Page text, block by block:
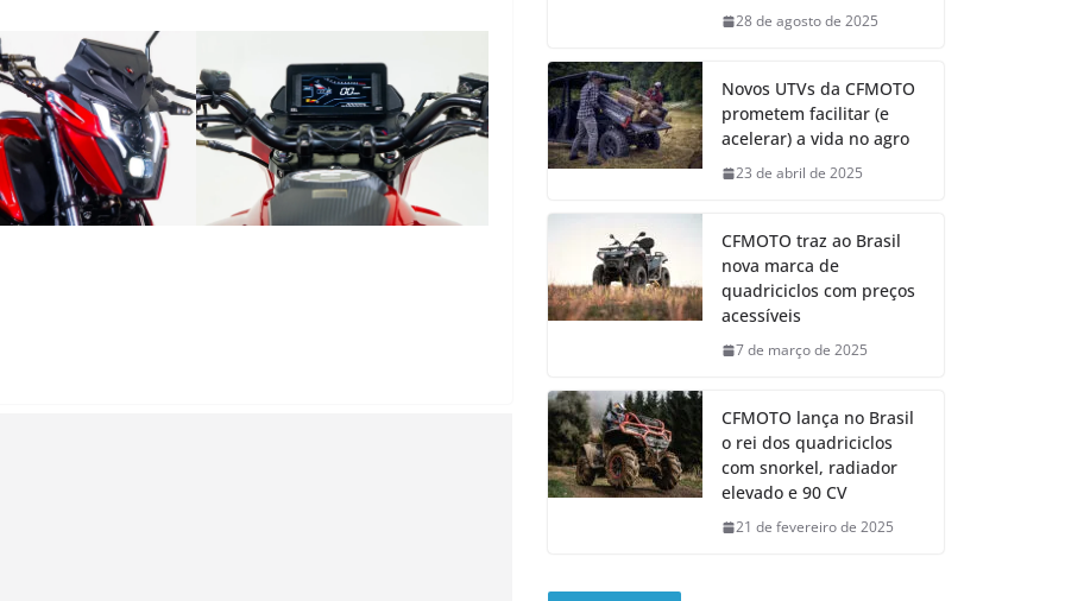
28 de agosto de 2025
Novos UTVs da CFMOTO
prometem facilitar (e
acelerar) a vida no agro
23 de abril de 2025
CFMOTO traz ao Brasil
nova marca de
quadriciclos com preços
acessíveis
7 de março de 2025
CFMOTO lança no Brasil
o rei dos quadriciclos
com snorkel, radiador
elevado e 90 CV
21 de fevereiro de 2025